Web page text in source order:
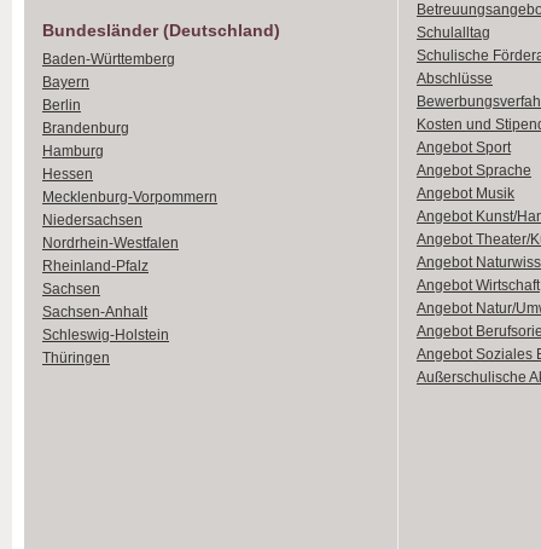
Bundesländer (Deutschland)
Baden-Württemberg
Bayern
Berlin
Brandenburg
Hamburg
Hessen
Mecklenburg-Vorpommern
Niedersachsen
Nordrhein-Westfalen
Rheinland-Pfalz
Sachsen
Sachsen-Anhalt
Schleswig-Holstein
Thüringen
Schulalltag
Schulische
Abschlüsse
Kosten und
Angebot Sport
Angebot Sprache
Angebot Musik
Angebot Kunst/
Angebot Theater/
Angebot
Angebot Wirtschaft
Angebot Natur/
Angebot
Angebot Soziales
Außerschulische